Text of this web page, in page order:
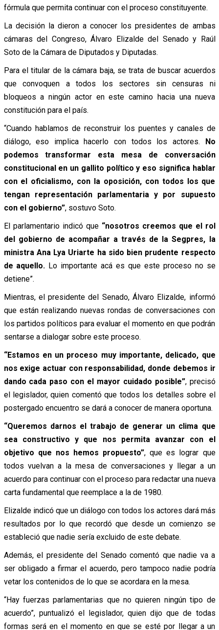
fórmula que permita continuar con el proceso constituyente.
La decisión la dieron a conocer los presidentes de ambas
cámaras del Congreso, Álvaro Elizalde del Senado y Raúl
Soto de la Cámara de Diputados y Diputadas.
Para el titular de la cámara baja, se trata de buscar acuerdos
que convoquen a todos los sectores sin censuras ni
bloqueos a ningún actor en este camino hacia una nueva
constitución para el país.
“Cuando hablamos de reconstruir los puentes y canales de
diálogo, eso implica hacerlo con todos los actores. No
podemos transformar esta mesa de conversación
constitucional en un gallito político y eso significa hablar
con el oficialismo, con la oposición, con todos los que
tengan representación parlamentaria y por supuesto
con el gobierno”, sostuvo Soto.
El parlamentario indicó que “nosotros creemos que el rol
del gobierno de acompañar a través de la Segpres, la
ministra Ana Lya Uriarte ha sido bien prudente respecto
de aquello. Lo importante acá es que este proceso no se
detiene”.
Mientras, el presidente del Senado, Álvaro Elizalde, informó
que están realizando nuevas rondas de conversaciones con
los partidos políticos para evaluar el momento en que podrán
sentarse a dialogar sobre este proceso.
“Estamos en un proceso muy importante, delicado, que
nos exige actuar con responsabilidad, donde debemos ir
dando cada paso con el mayor cuidado posible”, precisó
el legislador, quien comentó que todos los detalles sobre el
postergado encuentro se dará a conocer de manera oportuna.
“Queremos darnos el trabajo de generar un clima que
sea constructivo y que nos permita avanzar con el
objetivo que nos hemos propuesto”, que es lograr que
todos vuelvan a la mesa de conversaciones y llegar a un
acuerdo para continuar con el proceso para redactar una nueva
carta fundamental que reemplace a la de 1980.
Elizalde indicó que un diálogo con todos los actores dará más
resultados por lo que recordó que desde un comienzo se
estableció que nadie sería excluido de este debate.
Además, el presidente del Senado comentó que nadie va a
ser obligado a firmar el acuerdo, pero tampoco nadie podría
vetar los contenidos de lo que se acordara en la mesa.
“Hay fuerzas parlamentarias que no quieren ningún tipo de
acuerdo”, puntualizó el legislador, quien dijo que de todas
formas será en el momento en que se esté por llegar a un